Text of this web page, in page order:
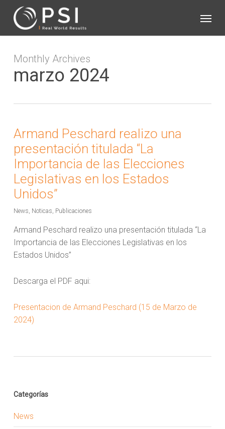
Monthly Archives
marzo 2024
Armand Peschard realizo una
presentación titulada “La
Importancia de las Elecciones
Legislativas en los Estados
Unidos”
News, Noticas, Publicaciones
Armand Peschard realizo una presentación titulada “La
Importancia de las Elecciones Legislativas en los
Estados Unidos”
Descarga el PDF aqui:
Presentacion de Armand Peschard (15 de Marzo de
2024)
Categorías
News